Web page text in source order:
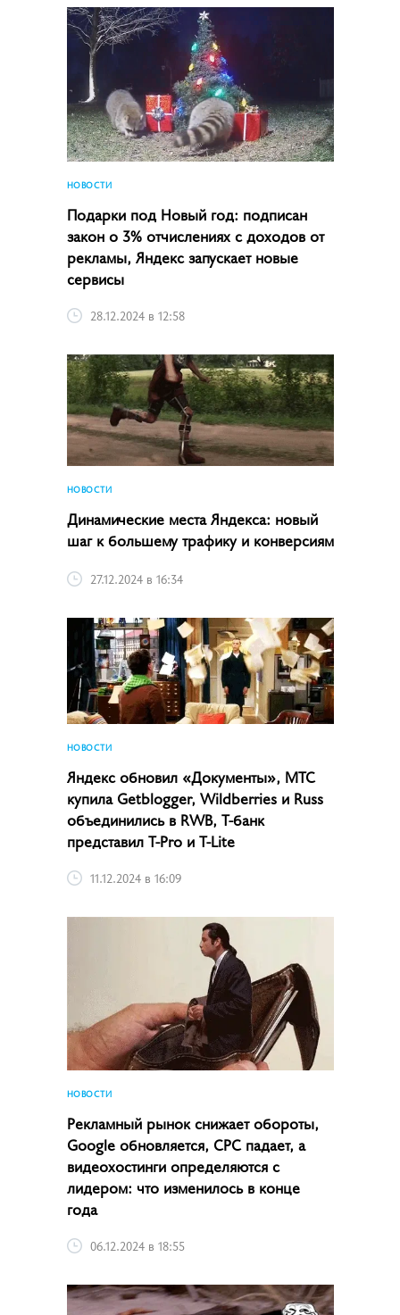
НОВОСТИ
Подарки под Новый год: подписан
закон о 3% отчислениях с доходов от
рекламы, Яндекс запускает новые
сервисы
28.12.2024 в 12:58
НОВОСТИ
Динамические места Яндекса: новый
шаг к большему трафику и конверсиям
27.12.2024 в 16:34
НОВОСТИ
Яндекс обновил «Документы», МТС
купила Getblogger, Wildberries и Russ
объединились в RWB, Т-банк
представил T-Pro и T-Lite
11.12.2024 в 16:09
НОВОСТИ
Рекламный рынок снижает обороты,
Google обновляется, CPC падает, а
видеохостинги определяются с
лидером: что изменилось в конце
года
06.12.2024 в 18:55